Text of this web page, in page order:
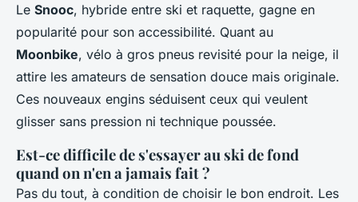
Le Snooc, hybride entre ski et raquette, gagne en
popularité pour son accessibilité. Quant au
Moonbike, vélo à gros pneus revisité pour la neige, il
attire les amateurs de sensation douce mais originale.
Ces nouveaux engins séduisent ceux qui veulent
glisser sans pression ni technique poussée.
Est-ce difficile de s'essayer au ski de fond
quand on n'en a jamais fait ?
Pas du tout, à condition de choisir le bon endroit. Les